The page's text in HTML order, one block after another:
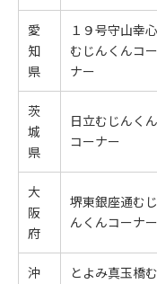
愛
知
県
１９号守山幸心
むじんくんコー
ナー
茨
城
県
日立むじんくん
コーナー
大
阪
府
堺東銀座通むじ
んくんコーナー
沖 とよみ真玉橋む